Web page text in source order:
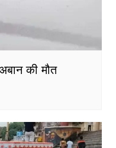
की मौत